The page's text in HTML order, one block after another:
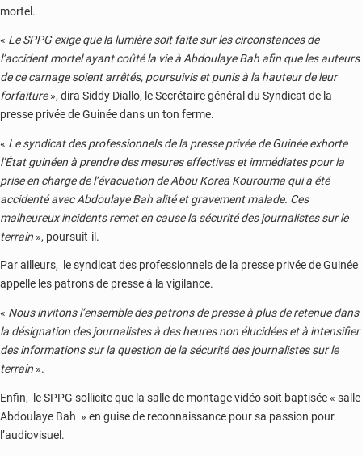
mortel.
« Le SPPG exige que la lumière soit faite sur les circonstances de
l’accident mortel ayant coûté la vie à Abdoulaye Bah afin que les auteurs
de ce carnage soient arrêtés, poursuivis et punis à la hauteur de leur
forfaiture», dira Siddy Diallo, le Secrétaire général du Syndicat de la
presse privée de Guinée dans un ton ferme.
« Le syndicat des professionnels de la presse privée de Guinée exhorte
l’État guinéen à prendre des mesures effectives et immédiates pour la
prise en charge de l’évacuation de Abou Korea Kourouma qui a été
accidenté avec Abdoulaye Bah alité et gravement malade. Ces
malheureux incidents remet en cause la sécurité des journalistes sur le
terrain », poursuit-il.
Par ailleurs, le syndicat des professionnels de la presse privée de Guinée
appelle les patrons de presse à la vigilance.
« Nous invitons l’ensemble des patrons de presse à plus de retenue dans
la désignation des journalistes à des heures non élucidées et à intensifier
des informations sur la question de la sécurité des journalistes sur le
terrain ».
Enfin, le SPPG sollicite que la salle de montage vidéo soit baptisée « salle
Abdoulaye Bah » en guise de reconnaissance pour sa passion pour
l’audiovisuel.